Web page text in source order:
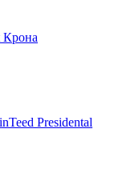
Крона
Presidental